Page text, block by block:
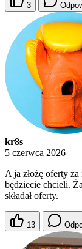
3
kr8s
5 czerwca 2026
A ja złożę oferty
będziecie chcieli.
składał oferty.
13